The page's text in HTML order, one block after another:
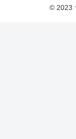
© 2023